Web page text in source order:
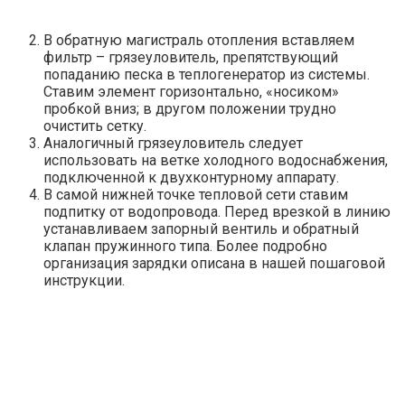
В обратную магистраль отопления вставляем
фильтр – грязеуловитель, препятствующий
попаданию песка в теплогенератор из системы.
Ставим элемент горизонтально, «носиком»
пробкой вниз; в другом положении трудно
очистить сетку.
Аналогичный грязеуловитель следует
использовать на ветке холодного водоснабжения,
подключенной к двухконтурному аппарату.
В самой нижней точке тепловой сети ставим
подпитку от водопровода. Перед врезкой в ​​линию
устанавливаем запорный вентиль и обратный
клапан пружинного типа. Более подробно
организация зарядки описана в нашей пошаговой
инструкции.